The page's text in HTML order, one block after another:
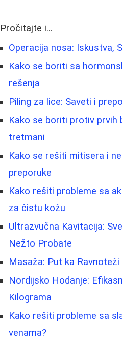
Pročitajte i...
Operacija nosa: Iskustva,
Kako se boriti sa
rešenja
Piling za lice: Saveti i
Kako se boriti protiv prvih
tretmani
Kako se rešiti mitisera i
preporuke
Kako rešiti probleme sa
za čistu kožu
Ultrazvučna Kavitacija:
Nežto Probate
Masaža: Put ka Ravnoteži
Nordijsko Hodanje:
Kilograma
Kako rešiti probleme sa
venama?